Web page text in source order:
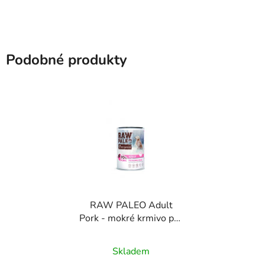
Podobné produkty
RAW PALEO Adult
Pork - mokré krmivo pro
vepřového masa
hodnocení
Skladem